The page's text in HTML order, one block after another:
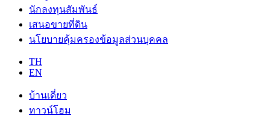
นักลงทุนสัมพันธ์
เสนอขายที่ดิน
นโยบายคุ้มครองข้อมูลส่วนบุคคล
TH
EN
บ้านเดี่ยว
ทาวน์โฮม